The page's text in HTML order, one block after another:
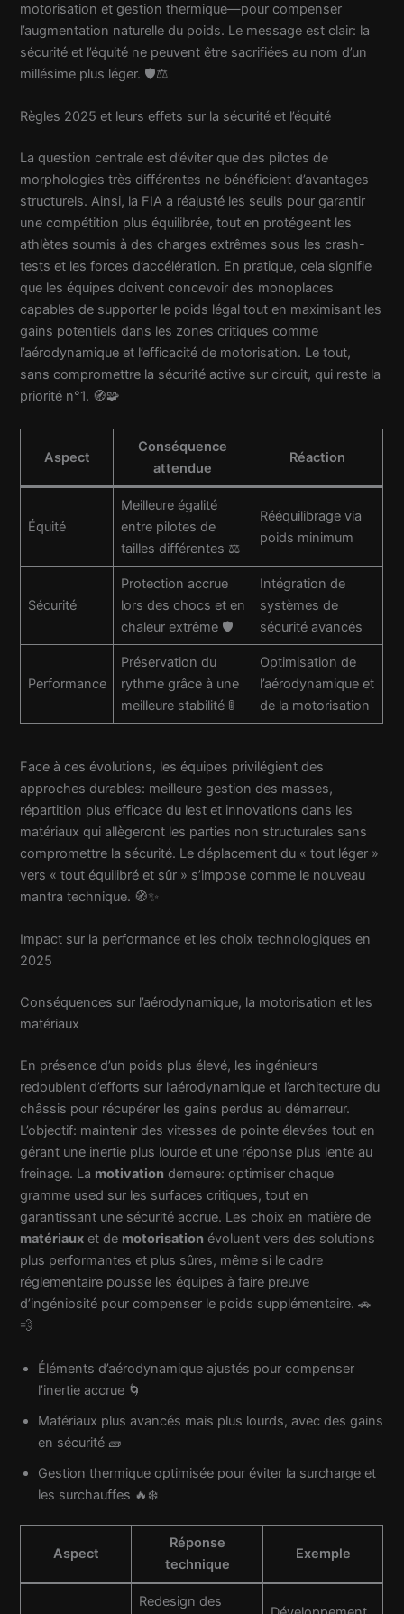
motorisation et gestion thermique—pour compenser
l’augmentation naturelle du poids. Le message est clair: la
sécurité et l’équité ne peuvent être sacrifiées au nom d’un
millésime plus léger. 🛡️⚖️
Règles 2025 et leurs effets sur la sécurité et l’équité
La question centrale est d’éviter que des pilotes de
morphologies très différentes ne bénéficient d’avantages
structurels. Ainsi, la FIA a réajusté les seuils pour garantir
une compétition plus équilibrée, tout en protégeant les
athlètes soumis à des charges extrêmes sous les crash-
tests et les forces d’accélération. En pratique, cela signifie
que les équipes doivent concevoir des monoplaces
capables de supporter le poids légal tout en maximisant les
gains potentiels dans les zones critiques comme
l’aérodynamique et l’efficacité de motorisation. Le tout,
sans compromettre la sécurité active sur circuit, qui reste la
priorité n°1. 🧭🧩
Aspect
Conséquence
attendue
Réaction
Équité
Meilleure égalité
entre pilotes de
tailles différentes ⚖️
Rééquilibrage via
poids minimum
Sécurité
Protection accrue
lors des chocs et en
chaleur extrême 🛡️
Intégration de
systèmes de
sécurité avancés
Performance
Préservation du
rythme grâce à une
meilleure stabilité 🚦
Optimisation de
l’aérodynamique et
de la motorisation
Face à ces évolutions, les équipes privilégient des
approches durables: meilleure gestion des masses,
répartition plus efficace du lest et innovations dans les
matériaux qui allègeront les parties non structurales sans
compromettre la sécurité. Le déplacement du « tout léger »
vers « tout équilibré et sûr » s’impose comme le nouveau
mantra technique. 🧭✨
Impact sur la performance et les choix technologiques en
2025
Conséquences sur l’aérodynamique, la motorisation et les
matériaux
En présence d’un poids plus élevé, les ingénieurs
redoublent d’efforts sur l’aérodynamique et l’architecture du
châssis pour récupérer les gains perdus au démarreur.
L’objectif: maintenir des vitesses de pointe élevées tout en
gérant une inertie plus lourde et une réponse plus lente au
freinage. La motivation demeure: optimiser chaque
gramme used sur les surfaces critiques, tout en
garantissant une sécurité accrue. Les choix en matière de
matériaux et de motorisation évoluent vers des solutions
plus performantes et plus sûres, même si le cadre
réglementaire pousse les équipes à faire preuve
d’ingéniosité pour compenser le poids supplémentaire. 🚗
💨
Éléments d’aérodynamique ajustés pour compenser
l’inertie accrue 🌀
Matériaux plus avancés mais plus lourds, avec des gains
en sécurité 🧱
Gestion thermique optimisée pour éviter la surcharge et
les surchauffes 🔥❄️
Aspect
Réponse
technique
Exemple
Redesign des